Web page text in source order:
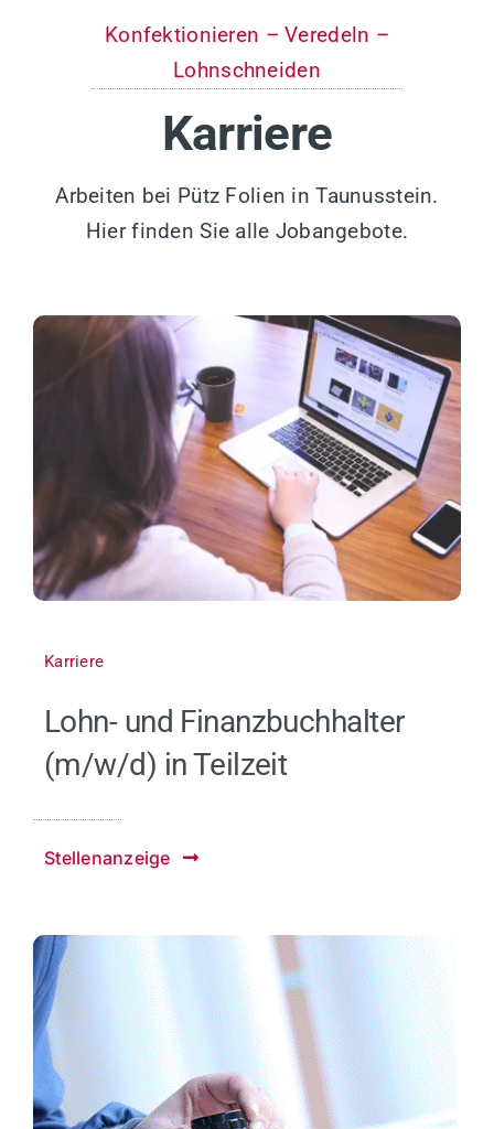
Konfektionieren – Veredeln –
Lohnschneiden
Karriere
Arbeiten bei Pütz Folien in Taunusstein.
Hier finden Sie alle Jobangebote.
Karriere
Lohn- und Finanzbuchhalter
(m/w/d) in Teilzeit
Stellenanzeige